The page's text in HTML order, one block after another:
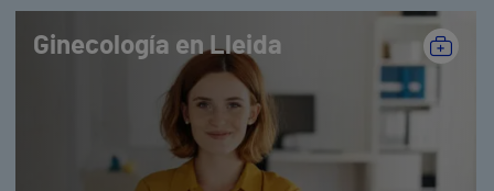
Ginecología en Lleida